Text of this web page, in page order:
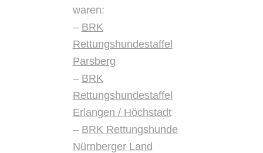
waren:
– BRK
Rettungshundestaffel
Parsberg
– BRK
Rettungshundestaffel
Erlangen / Höchstadt
– BRK Rettungshunde
Nürnberger Land